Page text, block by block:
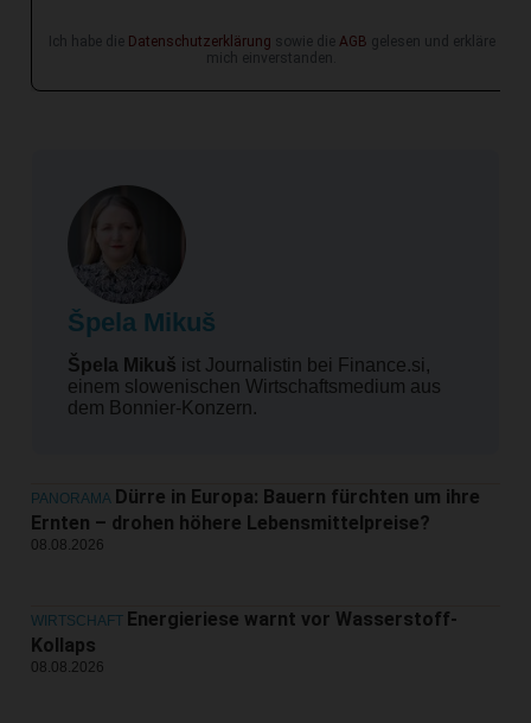
Ich habe die Datenschutzerklärung sowie die AGB gelesen und erkläre
mich einverstanden.
Špela Mikuš
Špela Mikuš ist Journalistin bei Finance.si,
einem slowenischen Wirtschaftsmedium aus
dem Bonnier-Konzern.
PANORAMA Dürre in Europa: Bauern fürchten um ihre
Ernten – drohen höhere Lebensmittelpreise?
08.08.2026
WIRTSCHAFT Energieriese warnt vor Wasserstoff-
Kollaps
08.08.2026